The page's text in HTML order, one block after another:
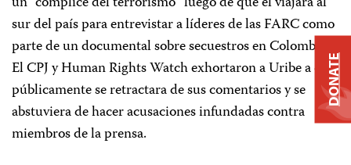
sur del país para entrevistar a líderes de las FARC como
parte de un documental sobre secuestros en Colombia.
El CPJ y Human Rights Watch exhortaron a Uribe a que
públicamente se retractara de sus comentarios y se
abstuviera de hacer acusaciones infundadas contra
miembros de la prensa.
DONATE